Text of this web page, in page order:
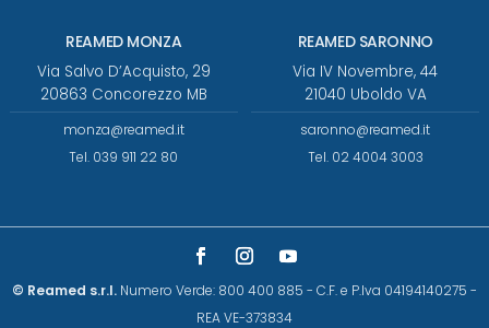
REAMED MONZA
Via Salvo D’Acquisto, 29
20863 Concorezzo MB
monza@reamed.it
Tel. 039 911 22 80
REAMED SARONNO
Via IV Novembre, 44
21040 Uboldo VA
saronno@reamed.it
Tel. 02 4004 3003
© Reamed s.r.l. Numero Verde: 800 400 885 - C.F. e P.Iva 04194140275 -
REA VE-373834